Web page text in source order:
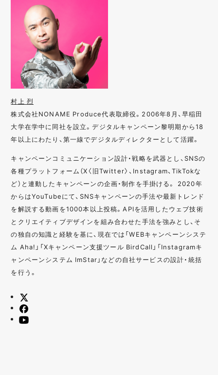
村上 烈
株式会社NONAME Produce代表取締役。2006年8月、早稲田
大学在学中に同社を設立。デジタルキャンペーン黎明期から18
年以上にわたり、第一線でデジタルディレクターとして活躍。
キャンペーンコミュニケーション設計・戦略を武器とし、SNSの
各種プラットフォーム（X〈旧Twitter〉、Instagram、TikTokな
ど）と連動したキャンペーンの企画・制作を手掛ける。 2020年
からはYouTubeにて、SNSキャンペーンの手法や最新トレンド
を解説する動画を1000本以上投稿。APIを活用したウェブ技術
とクリエイティブデザインを組み合わせた手法を強みとし、そ
の独自の知識と経験を基に、現在では「WEBキャンペーンシステ
ム Aha!」「Xキャンペーン支援ツール BirdCall」「Instagramキ
ャンペーンシステム ImStar」などの自社サービスの設計・統括
を行う。